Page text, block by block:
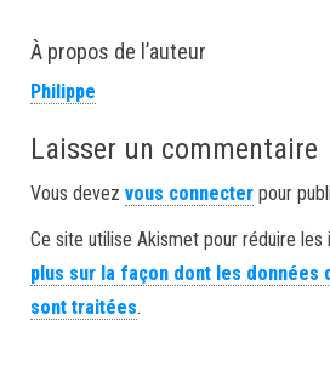
À propos de l’auteur
Philippe
Laisser un commentaire
Vous devez vous connecter pour
Ce site utilise Akismet pour réduire les
plus sur la façon dont les données
sont traitées.